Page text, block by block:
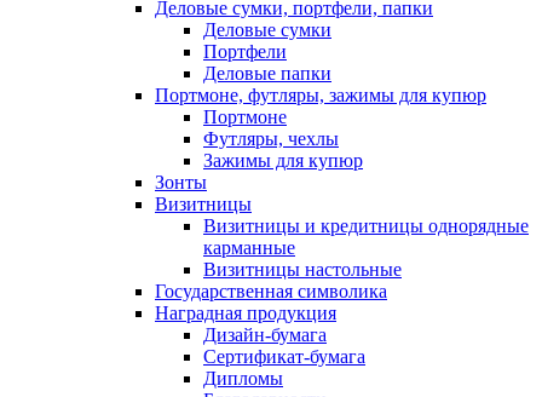
Деловые сумки, портфели, папки
Деловые сумки
Портфели
Деловые папки
Портмоне, футляры, зажимы для купюр
Портмоне
Футляры, чехлы
Зажимы для купюр
Зонты
Визитницы
Визитницы и кредитницы однорядные
карманные
Визитницы настольные
Государственная символика
Наградная продукция
Дизайн-бумага
Сертификат-бумага
Дипломы